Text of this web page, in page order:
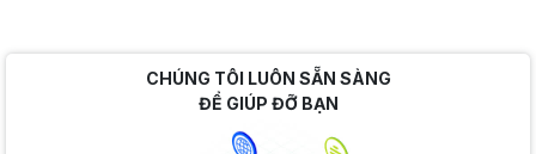
CHÚNG TÔI LUÔN SẴN SÀNG
ĐỂ GIÚP ĐỠ BẠN